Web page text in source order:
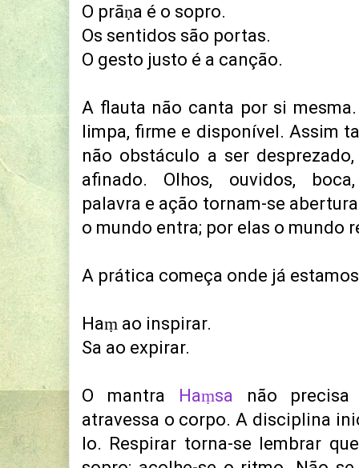
O prāṇa é o sopro.
Os sentidos são portas.
O gesto justo é a canção.
A flauta não canta por si
limpa, firme e disponível. Assim
não obstáculo a ser
afinado. Olhos, ouvidos,
palavra e ação tornam-se
o mundo entra; por elas o mundo
A prática começa onde já
Haṃ ao inspirar.
Sa ao expirar.
O mantra Haṃsa não
atravessa o corpo. A disciplina
lo. Respirar torna-se lembrar